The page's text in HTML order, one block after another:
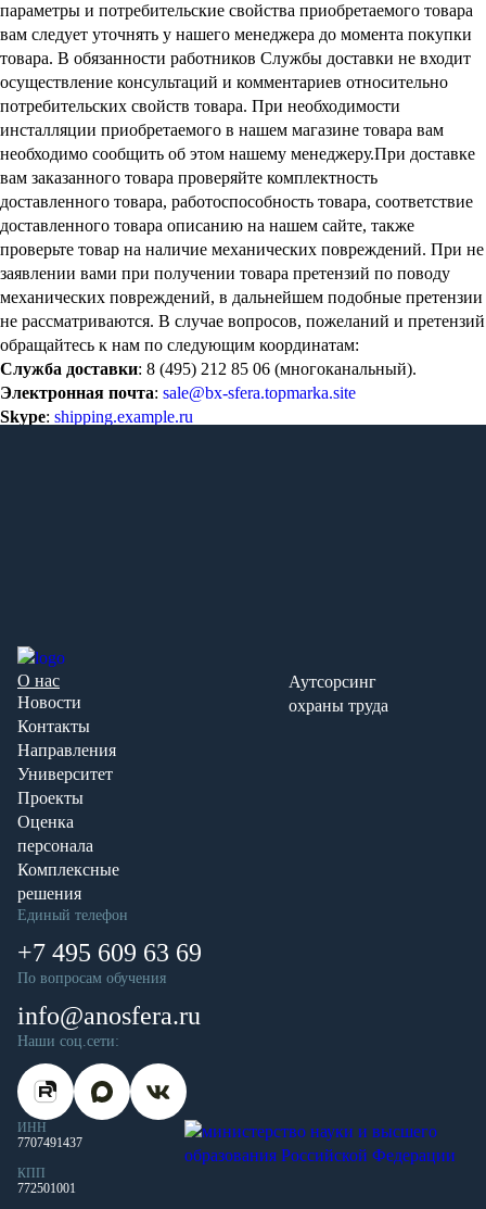
параметры и потребительские свойства приобретаемого товара
вам следует уточнять у нашего менеджера до момента покупки
товара. В обязанности работников Службы доставки не входит
осуществление консультаций и комментариев относительно
потребительских свойств товара. При необходимости
инсталляции приобретаемого в нашем магазине товара вам
необходимо сообщить об этом нашему менеджеру.При доставке
вам заказанного товара проверяйте комплектность
доставленного товара, работоспособность товара, соответствие
доставленного товара описанию на нашем сайте, также
проверьте товар на наличие механических повреждений. При не
заявлении вами при получении товара претензий по поводу
механических повреждений, в дальнейшем подобные претензии
не рассматриваются. В случае вопросов, пожеланий и претензий
обращайтесь к нам по следующим координатам:
Служба доставки: 8 (495) 212 85 06 (многоканальный).
Электронная почта: sale@bx-sfera.topmarka.site
Skype: shipping.example.ru
О нас
Новости
Контакты
Направления
Университет
Проекты
Оценка
персонала
Комплексные
решения
Аутсорсинг
охраны труда
Единый телефон
+7 495 609 63 69
По вопросам обучения
info@anosfera.ru
Наши соц.сети:
ИНН
7707491437
КПП
772501001